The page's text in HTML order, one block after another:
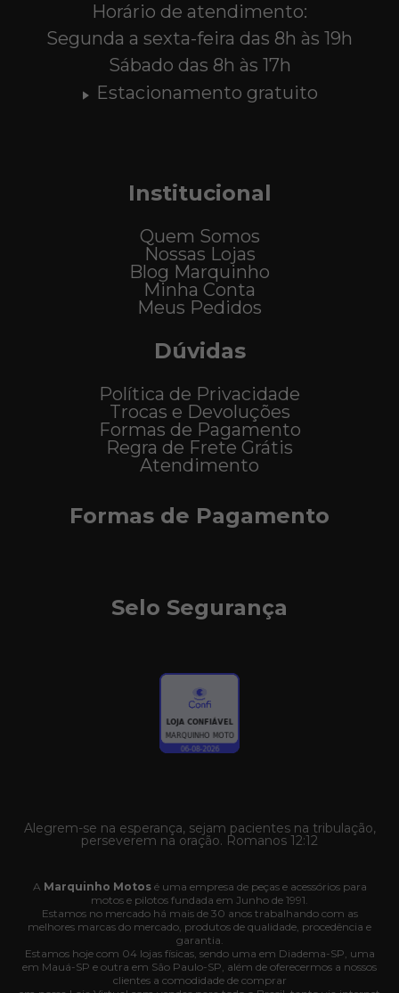
Horário de atendimento:
Segunda a sexta-feira das 8h às 19h
Sábado das 8h às 17h
Estacionamento gratuito
Institucional
Quem Somos
Nossas Lojas
Blog Marquinho
Minha Conta
Meus Pedidos
Dúvidas
Política de Privacidade
Trocas e Devoluções
Formas de Pagamento
Regra de Frete Grátis
Atendimento
Formas de Pagamento
Selo Segurança
Alegrem-se na esperança, sejam pacientes na tribulação,
perseverem na oração. Romanos 12:12
A Marquinho Motosé uma empresa de peças e acessórios para
motos e pilotos fundada em Junho de 1991.
Estamos no mercado há mais de 30 anos trabalhando com as
melhores marcas do mercado, produtos de qualidade, procedência e
garantia.
Estamos hoje com 04 lojas físicas, sendo uma em Diadema-SP, uma
em Mauá-SP e outra em São Paulo-SP, além de oferecermos a nossos
clientes a comodidade de comprar